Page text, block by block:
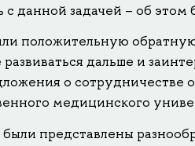
с данной задачей – об
положительную обратную
дальше и
о сотрудничестве
медицинского
представлены